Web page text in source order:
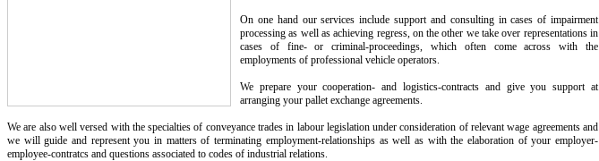
On one hand our services include support and consulting in cases of impairment
processing as well as achieving regress, on the other we take over representations in
cases of fine- or criminal-proceedings, which often come across with the
employments of professional vehicle operators.
We prepare your cooperation- and logistics-contracts and give you support at
arranging your pallet exchange agreements.
We are also well versed with the specialties of conveyance trades in labour legislation under consideration of relevant wage agreements and
we will guide and represent you in matters of terminating employment-relationships as well as with the elaboration of your employer-
employee-contratcs and questions associated to codes of industrial relations.